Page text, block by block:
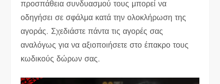
προσπάθεια συνδυασμού τους μπορεί να
οδηγήσει σε σφάλμα κατά την ολοκλήρωση της
αγοράς. Σχεδιάστε πάντα τις αγορές σας
αναλόγως για να αξιοποιήσετε στο έπακρο τους
κωδικούς δώρων σας.